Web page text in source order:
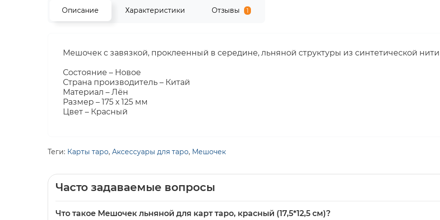
Описание Характеристики Отзывы 1
Мешочек с завязкой, проклеенный в середине, льняной структуры из синтетической
Состояние – Новое
Страна производитель – Китай
Материал – Лён
Размер – 175 х 125 мм
Цвет – Красный
Теги: Карты таро, Аксессуары для таро, Мешочек
Часто задаваемые вопросы
Что такое Мешочек льняной для карт таро, красный (17,5*12,5 см)?